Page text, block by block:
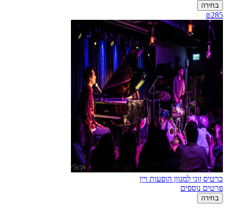
בחירה
₪285
כרטיס זוגי למגוון הופעות ויין
פרטים נוספים
בחירה